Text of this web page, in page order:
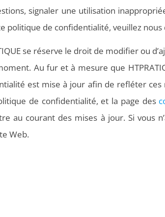
signaler une utilisation
politique de confidentialité, veuillez nous
se réserve le droit de modifier ou
Au fur et à mesure que
est mise à jour afin de refléter
de confidentialité, et la page des
au courant des mises à jour. Si vous
Web.